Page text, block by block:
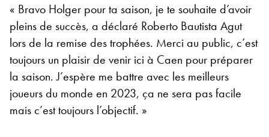
« Bravo Holger pour ta saison, je te souhaite d’avoir
pleins de succès, a déclaré Roberto Bautista Agut
lors de la remise des trophées. Merci au public, c’est
toujours un plaisir de venir ici à Caen pour préparer
la saison. J’espère me battre avec les meilleurs
joueurs du monde en 2023, ça ne sera pas facile
mais c’est toujours l’objectif. »